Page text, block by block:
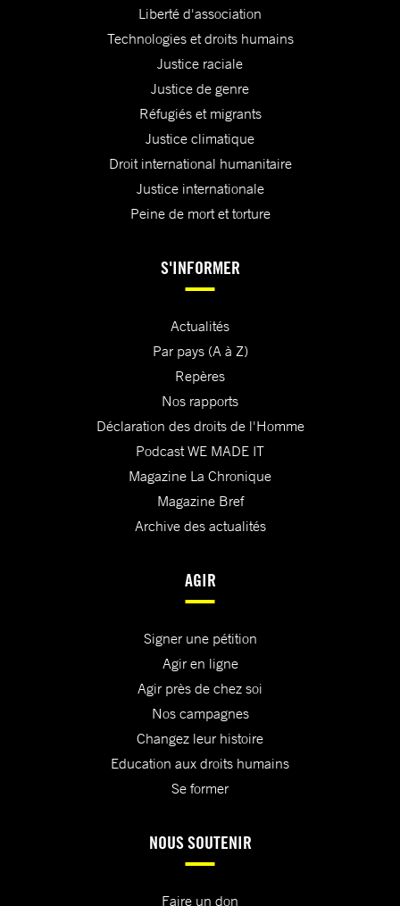
Liberté d'association
Technologies et droits humains
Justice raciale
Justice de genre
Réfugiés et migrants
Justice climatique
Droit international humanitaire
Justice internationale
Peine de mort et torture
S'INFORMER
Actualités
Par pays (A à Z)
Repères
Nos rapports
Déclaration des droits de l'Homme
Podcast WE MADE IT
Magazine La Chronique
Magazine Bref
Archive des actualités
AGIR
Signer une pétition
Agir en ligne
Agir près de chez soi
Nos campagnes
Changez leur histoire
Education aux droits humains
Se former
NOUS SOUTENIR
Faire un don